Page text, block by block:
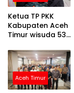
Ketua TP PKK
Kabupaten Aceh
Timur wisuda 53
Kecamatan
Birem Bayeun
Kabupaten Aceh
Timur
Aceh Timur